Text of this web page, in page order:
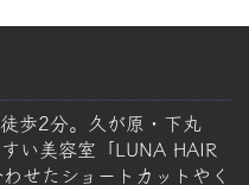
歩2分。久が原・下丸
い美容室「LUNA HAIR
せたショートカットやく